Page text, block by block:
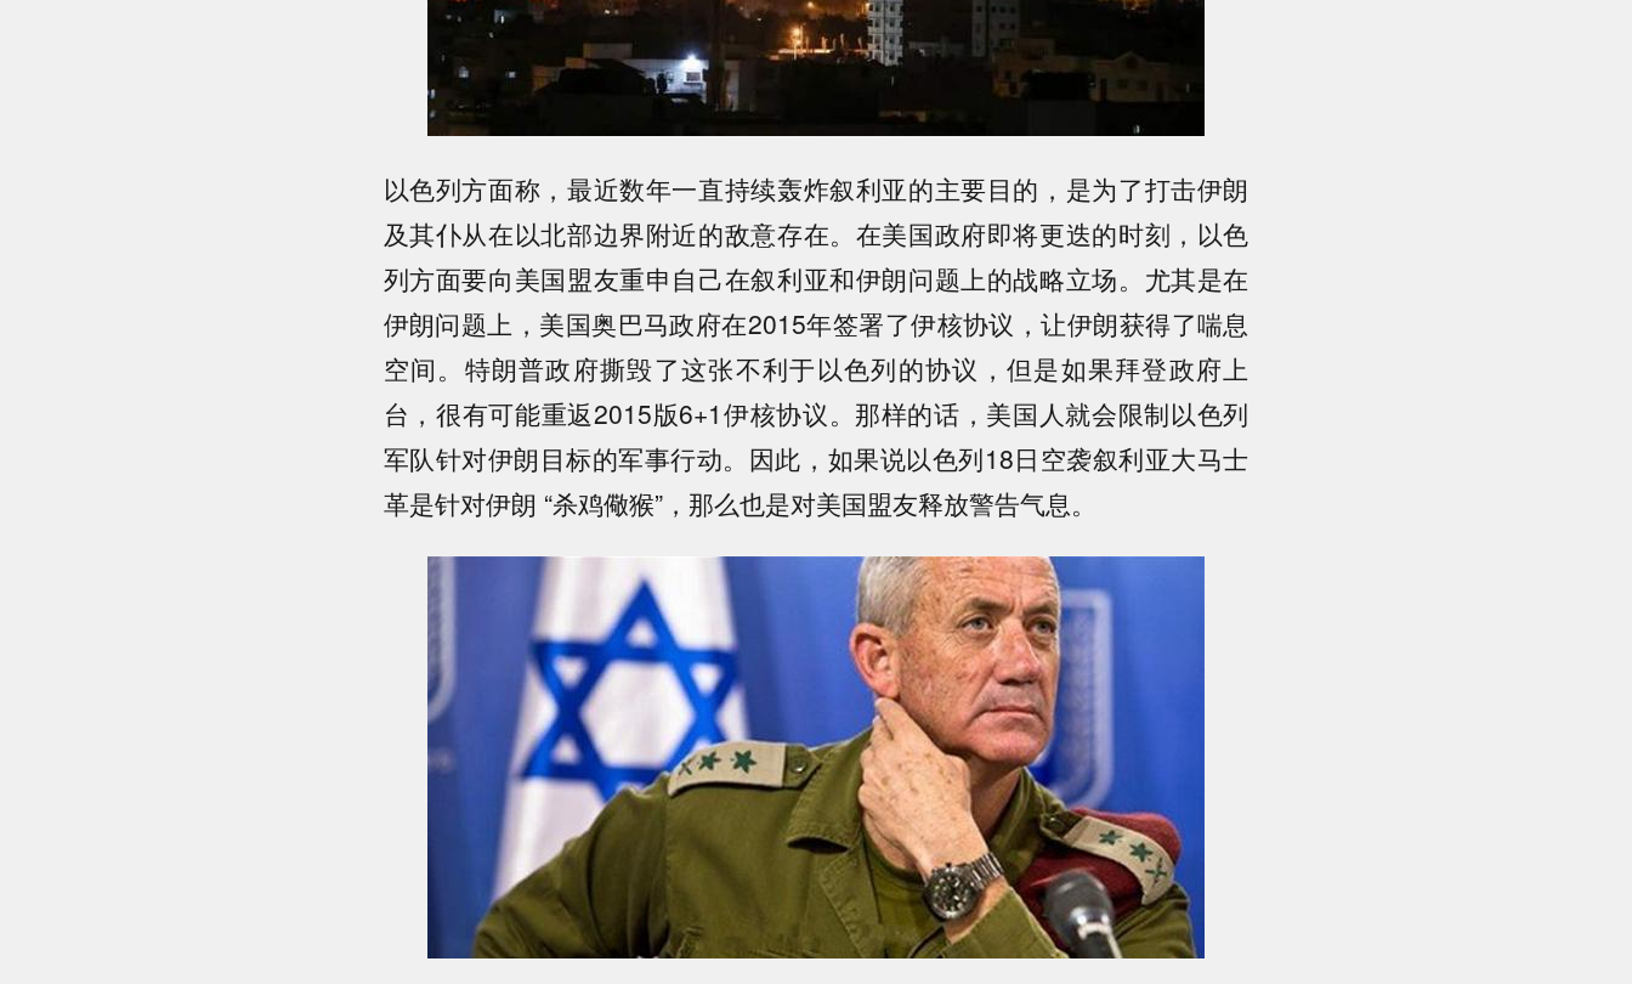
以色列方面称，最近数年一直持续轰炸叙利亚的主要目的，是为了打击伊朗
及其仆从在以北部边界附近的敌意存在。在美国政府即将更迭的时刻，以色
列方面要向美国盟友重申自己在叙利亚和伊朗问题上的战略立场。尤其是在
伊朗问题上，美国奥巴马政府在2015年签署了伊核协议，让伊朗获得了喘息
空间。特朗普政府撕毁了这张不利于以色列的协议，但是如果拜登政府上
台，很有可能重返2015版6+1伊核协议。那样的话，美国人就会限制以色列
军队针对伊朗目标的军事行动。因此，如果说以色列18日空袭叙利亚大马士
革是针对伊朗 “杀鸡儆猴”，那么也是对美国盟友释放警告气息。